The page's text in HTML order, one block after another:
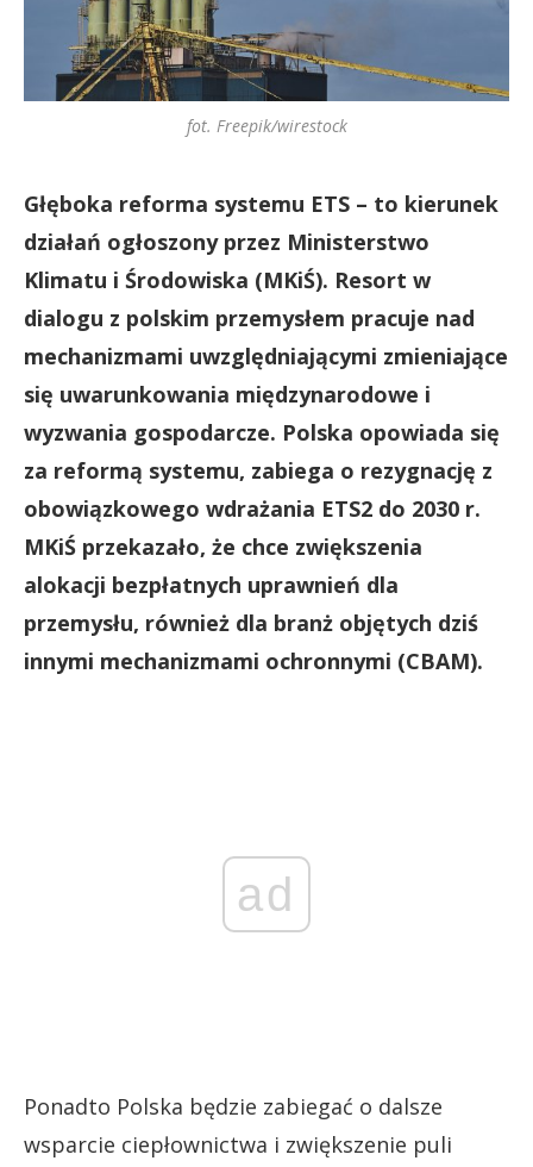
fot. Freepik/wirestock
Głęboka reforma systemu ETS – to kierunek
działań ogłoszony przez Ministerstwo
Klimatu i Środowiska (MKiŚ). Resort w
dialogu z polskim przemysłem pracuje nad
mechanizmami uwzględniającymi zmieniające
się uwarunkowania międzynarodowe i
wyzwania gospodarcze. Polska opowiada się
za reformą systemu, zabiega o rezygnację z
obowiązkowego wdrażania ETS2 do 2030 r.
MKiŚ przekazało, że chce zwiększenia
alokacji bezpłatnych uprawnień dla
przemysłu, również dla branż objętych dziś
innymi mechanizmami ochronnymi (CBAM).
ad
Ponadto Polska będzie zabiegać o dalsze
wsparcie ciepłownictwa i zwiększenie puli